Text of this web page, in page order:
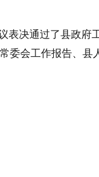
表决通过了县政府
委会工作报告、县